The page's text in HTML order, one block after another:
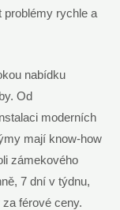
problémy rychle a
nabídku
Od
moderních
mají know-how
zámekového
7 dní v týdnu,
férové ceny.